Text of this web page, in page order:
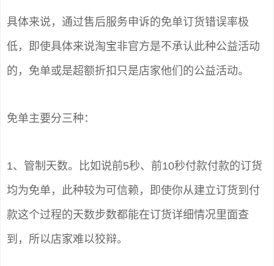
具体来说，通过售后服务申诉的免单订货错误率极
低，即使具体来说淘宝非官方是不承认此种公益活动
的，免单或是超额折扣只是店家他们的公益活动。
免单主要分三种：
1、管制天数。比如说前5秒、前10秒付款付款的订货
均为免单，此种较为可信赖，即使你从建立订货到付
款这个过程的天数步数都能在订货详细情况里面查
到，所以店家难以狡辩。